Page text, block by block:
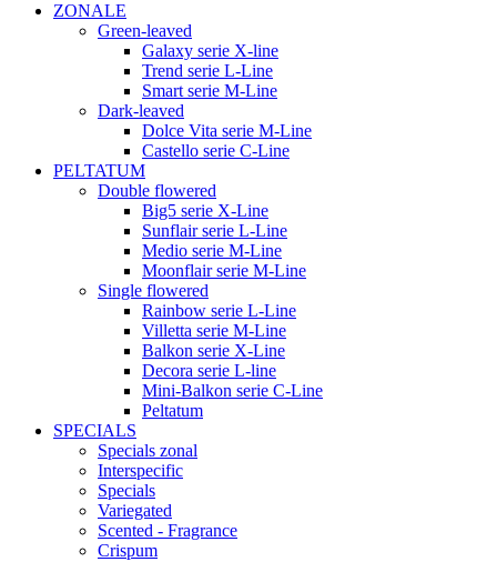
ZONALE
Green-leaved
Galaxy serie X-line
Trend serie L-Line
Smart serie M-Line
Dark-leaved
Dolce Vita serie M-Line
Castello serie C-Line
PELTATUM
Double flowered
Big5 serie X-Line
Sunflair serie L-Line
Medio serie M-Line
Moonflair serie M-Line
Single flowered
Rainbow serie L-Line
Villetta serie M-Line
Balkon serie X-Line
Decora serie L-line
Mini-Balkon serie C-Line
Peltatum
SPECIALS
Specials zonal
Interspecific
Specials
Variegated
Scented - Fragrance
Crispum